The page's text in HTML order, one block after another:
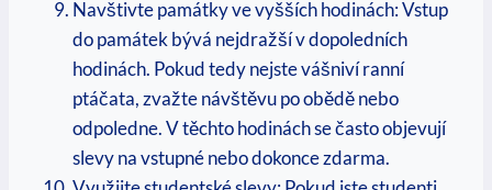
Navštivte památky‍ ve vyšších hodinách:⁤ Vstup
do památek ⁣bývá​ nejdražší v⁤ dopoledních
hodinách. ⁤Pokud tedy nejste⁣ vášniví‍ ranní
⁤ptáčata, zvažte návštěvu po obědě⁤ nebo
odpoledne. V těchto‌ hodinách se⁣ často objevují
slevy na vstupné nebo dokonce zdarma.